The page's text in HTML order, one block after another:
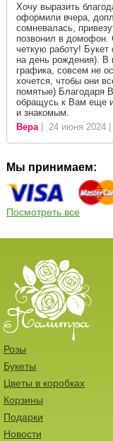
Хочу выразить
оформили вчера,
сомневалась,
позвонил в домофон.
четкую работу!
на день рождения). В
графика, совсем не
хочется, чтобы они
помятые) Благодаря
обращусь к Вам еще
и знакомым.
Вера| 24 июня 2024 |
Мы принимаем:
Посмотреть все
Розы
Букеты
Цветы в коробках
Корзины
Подарки
Новости